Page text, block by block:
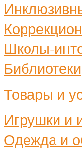
Школы-
Библиотеки
Товары и
Игрушки и
Одежда и